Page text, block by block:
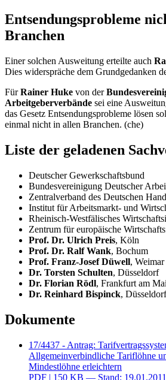
Entsendungsprobleme
Branchen
Einer solchen Ausweitung erteilte auch
Dies widerspräche dem Grundgedanken
FürRainer Huke von der
Arbeitgeberverbände sei eine
das Gesetz Entsendungsprobleme lösen
einmal nicht in allen Branchen. (che)
Liste der geladenen
Deutscher Gewerkschaftsbund
Bundesvereinigung Deutscher
Zentralverband des Deutschen
Institut für Arbeitsmarkt- und
Rheinisch-Westfälisches
Zentrum für europäische
Prof. Dr. Ulrich Preis, Köln
Prof. Dr. Ralf Wank, Bochum
Prof. Franz-Josef Düwell, Weimar
Dr. Torsten Schulten, Düsseldorf
Dr. Florian Rödl, Frankfurt am
Dr. Reinhard Bispinck, Düsseldorf
Dokumente
17/4437 - Antrag:
Allgemeinverbindliche Tariflöhne
Mindestlöhne erleichtern
PDF | 150 KB — Stand: 19.01.2011